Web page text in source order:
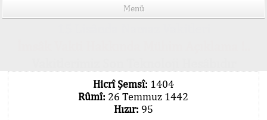
Menü
Hicrî Şemsî: 1404
Rûmî: 26 Temmuz 1442
Hızır: 95